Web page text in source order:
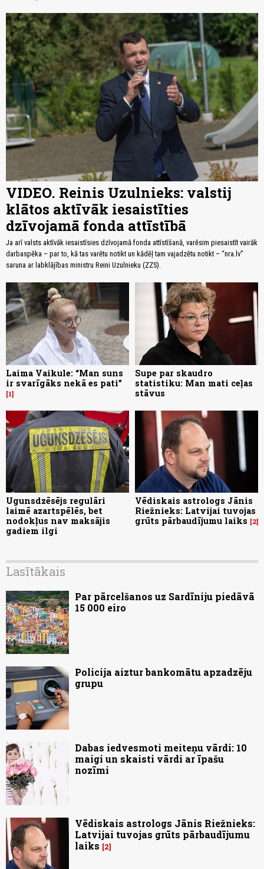
VIDEO. Reinis Uzulnieks: valstij
klātos aktīvāk iesaistīties
dzīvojamā fonda attīstībā
Ja arī valsts aktīvāk iesaistīsies dzīvojamā fonda attīstīšanā, varēsim piesaistīt vairāk
darbaspēka – par to, kā tas varētu notikt un kādēļ tam vajadzētu notikt – “nra.lv”
saruna ar labklājības ministru Reini Uzulnieku (ZZS).
Laima Vaikule: “Man suns
ir svarīgāks nekā es pati”
1
Supe par skaudro
statistiku: Man mati ceļas
stāvus
Ugunsdzēsējs regulāri
laimē azartspēlēs, bet
nodokļus nav maksājis
gadiem ilgi
Vēdiskais astrologs Jānis
Riežnieks: Latvijai tuvojas
grūts pārbaudījumu laiks
2
Lasītākais
Par pārcelšanos uz Sardīniju piedāvā
15 000 eiro
Policija aiztur bankomātu apzadzēju
grupu
Dabas iedvesmoti meiteņu vārdi: 10
maigi un skaisti vārdi ar īpašu
nozīmi
Vēdiskais astrologs Jānis Riežnieks:
Latvijai tuvojas grūts pārbaudījumu
laiks
2